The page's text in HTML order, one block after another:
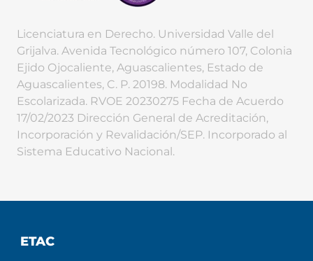
Licenciatura en Derecho. Universidad Valle del
Grijalva. Avenida Tecnológico número 107, Colonia
Ejido Ojocaliente, Aguascalientes, Estado de
Aguascalientes, C. P. 20198. Modalidad No
Escolarizada. RVOE 20230275 Fecha de Acuerdo
17/02/2023 Dirección General de Acreditación,
Incorporación y Revalidación/SEP. Incorporado al
Sistema Educativo Nacional.
ETAC